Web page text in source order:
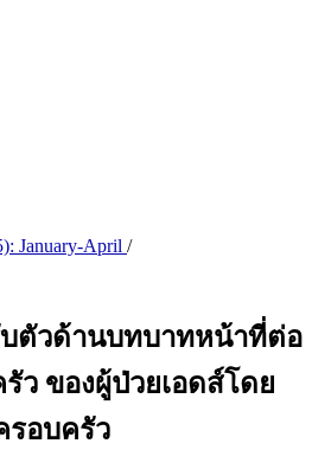
January-April /
ตัวด้านบทบาทหน้าที่ต่อ
ว ของผู้ป่วยเอดส์โดย
รอบครัว